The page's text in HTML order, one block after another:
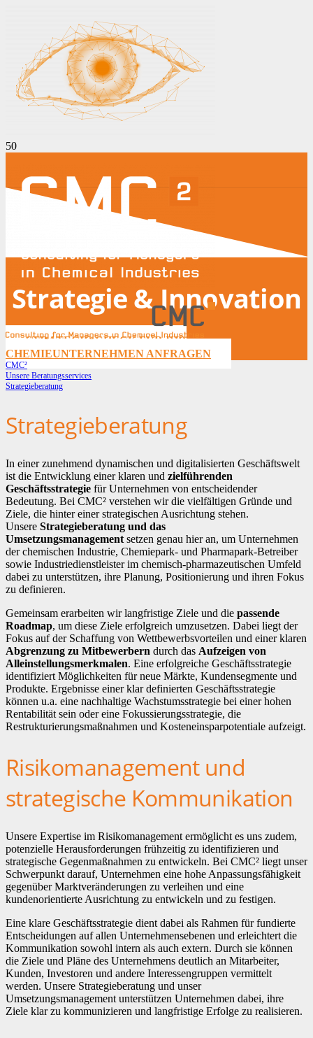
Strategie & Innovation
STRATEGIE-CHECK FÜR IHR
CHEMIEUNTERNEHMEN ANFRAGEN
CMC²
Unsere Beratungsservices
Strategieberatung
Strategieberatung
In einer zunehmend dynamischen und digitalisierten Geschäftswelt
ist die Entwicklung einer klaren und zielführenden
Geschäftsstrategie für Unternehmen von entscheidender
Bedeutung. Bei CMC² verstehen wir die vielfältigen Gründe und
Ziele, die hinter einer strategischen Ausrichtung stehen.
Unsere Strategieberatung und das
Umsetzungsmanagementsetzen genau hier an, um Unternehmen
der chemischen Industrie, Chemiepark- und Pharmapark-Betreiber
sowie Industriedienstleister im chemisch-pharmazeutischen Umfeld
dabei zu unterstützen, ihre Planung, Positionierung und ihren Fokus
zu definieren.
Gemeinsam erarbeiten wir langfristige Ziele und die passende
Roadmap, um diese Ziele erfolgreich umzusetzen. Dabei liegt der
Fokus auf der Schaffung von Wettbewerbsvorteilen und einer klaren
Abgrenzung zu Mitbewerbern durch das Aufzeigen von
Alleinstellungsmerkmalen. Eine erfolgreiche Geschäftsstrategie
identifiziert Möglichkeiten für neue Märkte, Kundensegmente und
Produkte. Ergebnisse einer klar definierten Geschäftsstrategie
können u.a. eine nachhaltige Wachstumsstrategie bei einer hohen
Rentabilität sein oder eine Fokussierungsstrategie, die
Restrukturierungsmaßnahmen und Kosteneinsparpotentiale aufzeigt.
Risikomanagement und
strategische Kommunikation
Unsere Expertise im Risikomanagement ermöglicht es uns zudem,
potenzielle Herausforderungen frühzeitig zu identifizieren und
strategische Gegenmaßnahmen zu entwickeln. Bei CMC² liegt unser
Schwerpunkt darauf, Unternehmen eine hohe Anpassungsfähigkeit
gegenüber Marktveränderungen zu verleihen und eine
kundenorientierte Ausrichtung zu entwickeln und zu festigen.
Eine klare Geschäftsstrategie dient dabei als Rahmen für fundierte
Entscheidungen auf allen Unternehmensebenen und erleichtert die
Kommunikation sowohl intern als auch extern. Durch sie können
die Ziele und Pläne des Unternehmens deutlich an Mitarbeiter,
Kunden, Investoren und andere Interessengruppen vermittelt
werden. Unsere Strategieberatung und unser
Umsetzungsmanagement unterstützen Unternehmen dabei, ihre
Ziele klar zu kommunizieren und langfristige Erfolge zu realisieren.